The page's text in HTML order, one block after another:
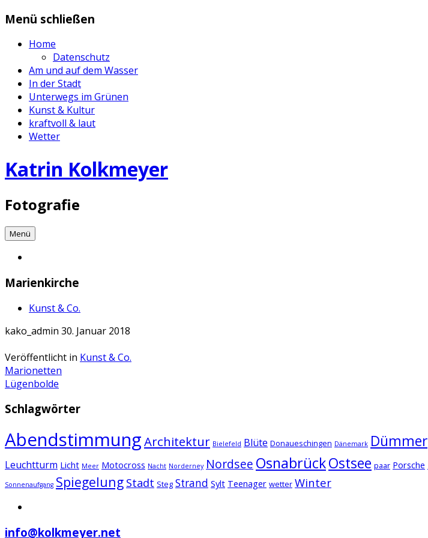
Zum
springen
Menü schließen
Home
Datenschutz
Am und auf dem Wasser
In der Stadt
Unterwegs im Grünen
Kunst & Kultur
kraftvoll & laut
Wetter
Katrin Kolkmeyer
Fotografie
Menü
Marienkirche
Kunst & Co.
kako_admin 30. Januar 2018
Veröffentlicht in Kunst & Co.
Artikel-
Navigation
Marionetten
Lügenbolde
Schlagwörter
AbendstimmungArchitektur Bielefeld Blüte Donaueschingen Dänemark Dümmer
Leuchtturm Licht Meer Motocross Nacht Norderney Nordsee OsnabrückOstsee paar Porsche
Sonnenaufgang Spiegelung Stadt Steg Strand Sylt Teenager wetter Winter
info@kolkmeyer.net